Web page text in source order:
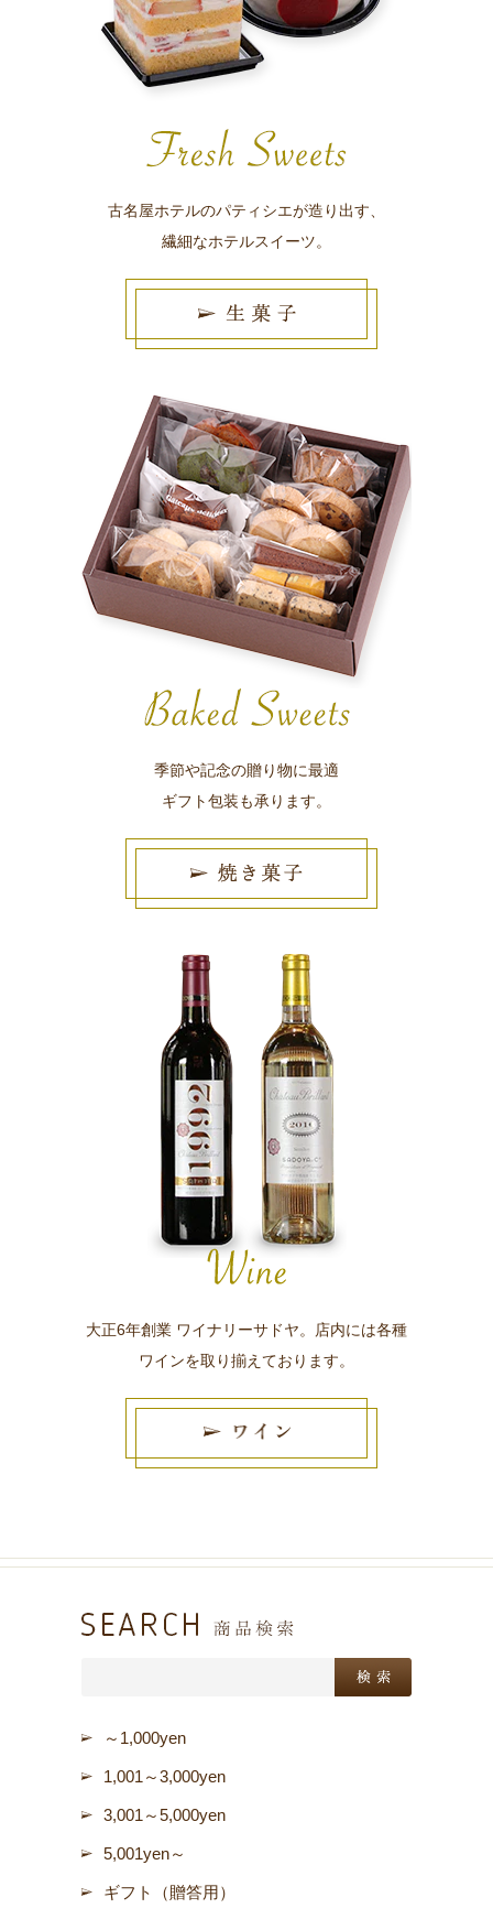
古名屋ホテルのパティシエが造り出す、
繊細なホテルスイーツ。
季節や記念の贈り物に最適
ギフト包装も承ります。
大正6年創業 ワイナリーサドヤ。店内には各種
ワインを取り揃えております。
～1,000yen
1,001～3,000yen
3,001～5,000yen
5,001yen～
ギフト（贈答用）